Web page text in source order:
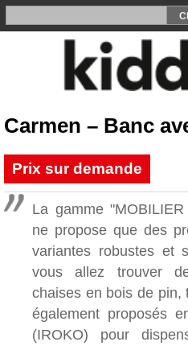
Carmen – Banc
Prix sur demande
La gamme
ne propose que des
variantes robustes et
vous allez trouver
chaises en bois de pin,
également proposés
(IROKO) pour